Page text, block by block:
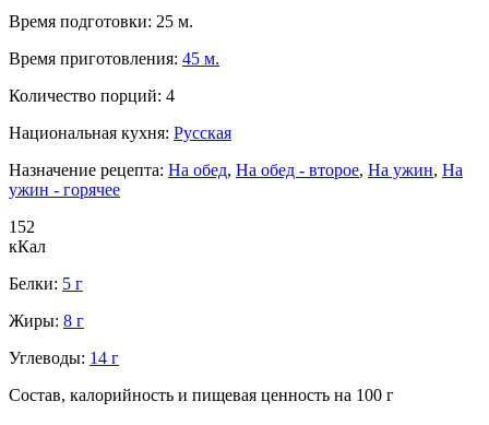
Время подготовки: 25 м.
Время приготовления: 45 м.
Количество порций: 4
Национальная кухня: Русская
Назначение рецепта: На обед, На обед - второе, На ужин, На
ужин - горячее
152
кКал
Белки: 5 г
Жиры: 8 г
Углеводы: 14 г
Состав, калорийность и пищевая ценность на 100 г